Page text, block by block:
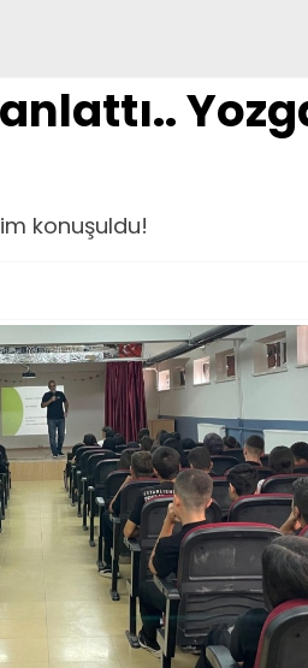
konuşuldu!